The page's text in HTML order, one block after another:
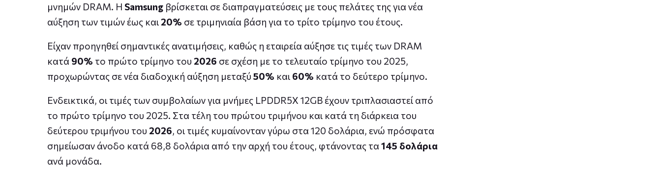
μνημών DRAM. Η Samsung βρίσκεται σε διαπραγματεύσεις με τους πελάτες της για νέα
αύξηση των τιμών έως και 20% σε τριμηνιαία βάση για το τρίτο τρίμηνο του έτους.
Είχαν προηγηθεί σημαντικές ανατιμήσεις, καθώς η εταιρεία αύξησε τις τιμές των DRAM
κατά 90% το πρώτο τρίμηνο του 2026 σε σχέση με το τελευταίο τρίμηνο του 2025,
προχωρώντας σε νέα διαδοχική αύξηση μεταξύ 50% και 60% κατά το δεύτερο τρίμηνο.
Ενδεικτικά, οι τιμές των συμβολαίων για μνήμες LPDDR5X 12GB έχουν τριπλασιαστεί από
το πρώτο τρίμηνο του 2025. Στα τέλη του πρώτου τριμήνου και κατά τη διάρκεια του
δεύτερου τριμήνου του 2026, οι τιμές κυμαίνονταν γύρω στα 120 δολάρια, ενώ πρόσφατα
σημείωσαν άνοδο κατά 68,8 δολάρια από την αρχή του έτους, φτάνοντας τα 145 δολάρια
ανά μονάδα.